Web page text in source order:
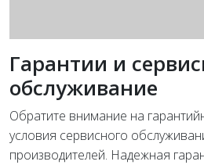
Гарантии и
обслуживание
Обратите внимание на
условия сервисного
производителей. Надежная